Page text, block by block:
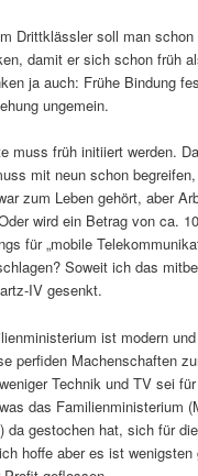
Drittklässler soll man
damit er sich schon früh
ja auch: Frühe Bindung
ungemein.
muss früh initiiert werden.
mit neun schon
zum Leben gehört, aber
wird ein Betrag von ca.
für „mobile
Soweit ich das
IV gesenkt.
ist modern
perfiden Machenschaften
Technik und TV sei
das Familienministerium
da gestochen hat, sich für
hoffe aber es ist wenigsten